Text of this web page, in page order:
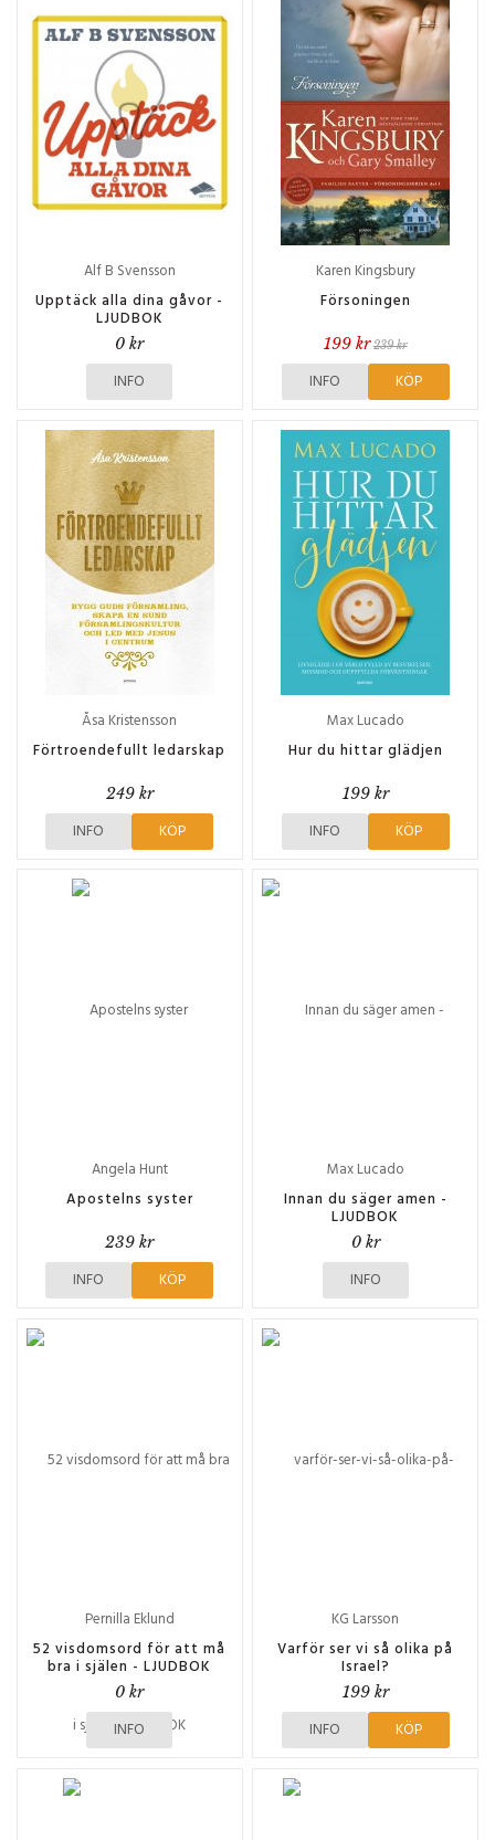
Alf B Svensson
Upptäck alla dina gåvor -
LJUDBOK
0 kr
INFO
Karen Kingsbury
Försoningen
199 kr 239 kr
INFO KÖP
Åsa Kristensson
Förtroendefullt ledarskap
249 kr
INFO KÖP
Max Lucado
Hur du hittar glädjen
199 kr
INFO KÖP
Angela Hunt
Apostelns syster
239 kr
INFO KÖP
Max Lucado
Innan du säger amen -
LJUDBOK
0 kr
INFO
Pernilla Eklund
52 visdomsord för att må
bra i själen - LJUDBOK
0 kr
INFO
KG Larsson
Varför ser vi så olika på
Israel?
199 kr
INFO KÖP